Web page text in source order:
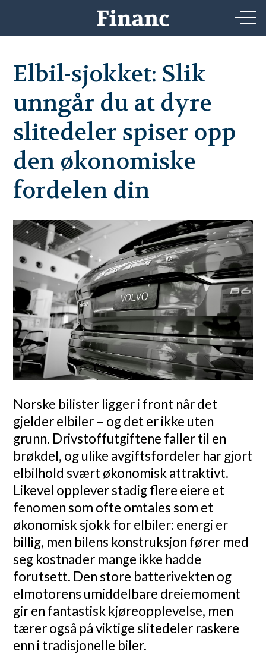
Elbil-sjokket: Slik
unngår du at dyre
slitedeler spiser opp
den økonomiske
fordelen din
Norske bilister ligger i front når det
gjelder elbiler – og det er ikke uten
grunn. Drivstoffutgiftene faller til en
brøkdel, og ulike avgiftsfordeler har gjort
elbilhold svært økonomisk attraktivt.
Likevel opplever stadig flere eiere et
fenomen som ofte omtales som et
økonomisk sjokk for elbiler: energi er
billig, men bilens konstruksjon fører med
seg kostnader mange ikke hadde
forutsett. Den store batterivekten og
elmotorens umiddelbare dreiemoment
gir en fantastisk kjøreopplevelse, men
tærer også på viktige slitedeler raskere
enn i tradisjonelle biler.